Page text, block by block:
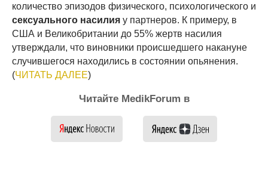
количество эпизодов физического, психологического и
сексуального насилия у партнеров. К примеру, в
США и Великобритании до 55% жертв насилия
утверждали, что виновники происшедшего накануне
случившегося находились в состоянии опьянения.
(ЧИТАТЬ ДАЛЕЕ)
Читайте MedikForum в